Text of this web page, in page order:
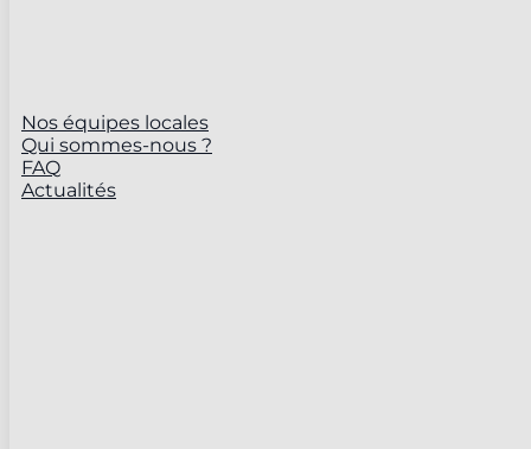
Nos équipes locales
Qui sommes-nous ?
FAQ
Actualités